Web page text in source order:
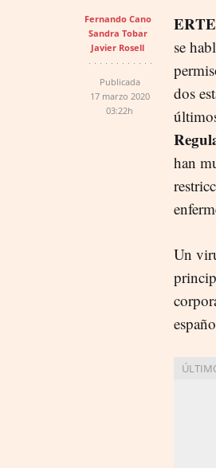
Fernando Cano
Sandra Tobar
Javier Rosell
Publicada
17 marzo 2020
03:22h
ERTE
se
dos
han
Un